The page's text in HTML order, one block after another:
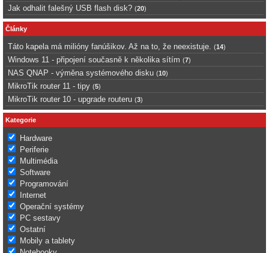
Jak odhalit falešný USB flash disk? (20)
Články
Táto kapela má milióny fanúšikov. Až na to, že neexistuje. (14)
Windows 11 - připojení současně k několika sítím (7)
NAS QNAP - výměna systémového disku (10)
MikroTik router 11 - tipy (5)
MikroTik router 10 - upgrade routeru (3)
Kategorie
Hardware
Periferie
Multimédia
Software
Programování
Internet
Operační systémy
PC sestavy
Ostatní
Mobily a tablety